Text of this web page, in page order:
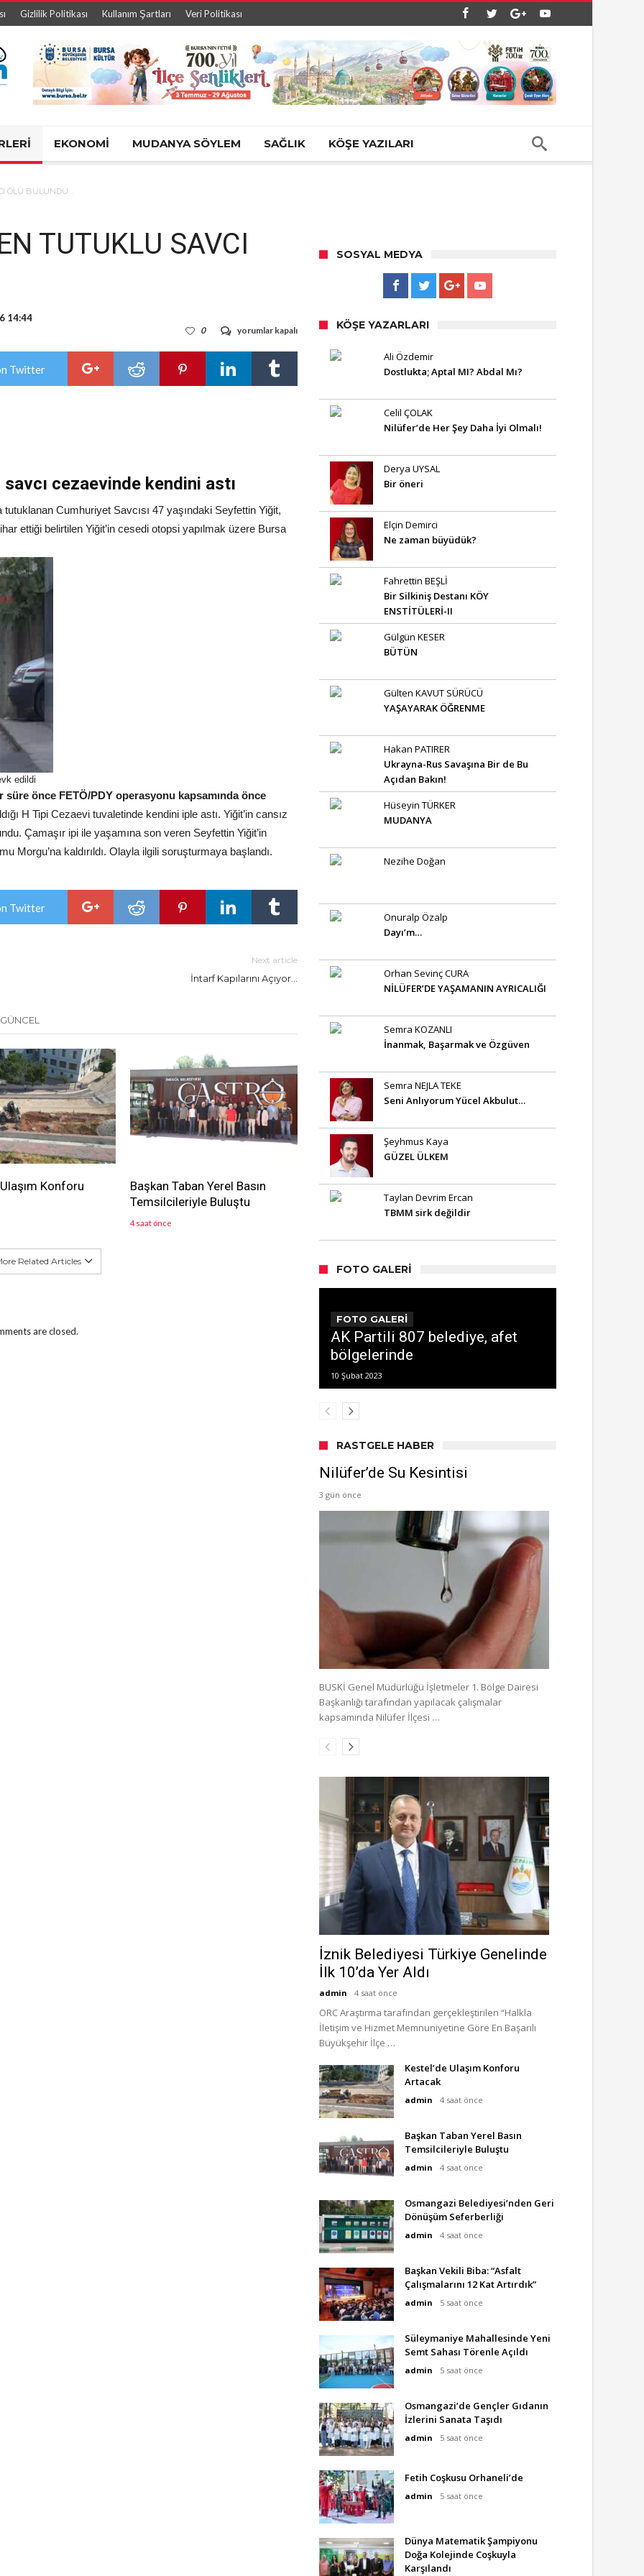
Gizlilik Politikası Kullanım Şartları Veri Politikası
EKONOMİ MUDANYA SÖYLEM SAĞLIK KÖŞE YAZILARI
ÖLÜ BULUNDU…
TUTUKLU SAVCI
14:44
BURSA’DA
TUTUKLU
ÖLÜ
BULUNDU…
yorumlar kapalı
0
Twitter
savcı cezaevinde kendini astı
Cumhuriyet Savcısı 47 yaşındaki Seyfettin Yiğit,
ettiği belirtilen Yiğit’in cesedi otopsi yapılmak üzere Bursa
edildi
önce FETÖ/PDY operasyonu kapsamında önce
H Tipi Cezaevi tuvaletinde kendini iple astı. Yiğit’in cansız
Çamaşır ipi ile yaşamına son veren Seyfettin Yiğit’in
Morgu’na kaldırıldı. Olayla ilgili soruşturmaya başlandı.
Twitter
Next article
İntarf Kapılarını Açıyor…
Konforu
Başkan Taban Yerel Basın
Temsilcileriyle Buluştu
4 saat önce
Related Articles
are closed.
SOSYAL MEDYA
KÖŞE YAZARLARI
Ali Özdemir
Dostlukta; Aptal MI? Abdal Mı?
Celil ÇOLAK
Nilüfer’de Her Şey Daha İyi Olmalı!
Derya UYSAL
Bir öneri
Elçin Demirci
Ne zaman büyüdük?
Fahrettin BEŞLİ
Bir Silkiniş Destanı KÖY
ENSTİTÜLERİ-II
Gülgün KESER
BÜTÜN
Gülten KAVUT SÜRÜCÜ
YAŞAYARAK ÖĞRENME
Hakan PATIRER
Ukrayna-Rus Savaşına Bir de Bu
Açıdan Bakın!
Hüseyin TÜRKER
MUDANYA
Nezihe Doğan
Onuralp Özalp
Dayı’m…
Orhan Sevinç CURA
NİLÜFER’DE YAŞAMANIN AYRICALIĞI
Semra KOZANLI
İnanmak, Başarmak ve Özgüven
Semra NEJLA TEKE
Seni Anlıyorum Yücel Akbulut…
Şeyhmus Kaya
GÜZEL ÜLKEM
Taylan Devrim Ercan
TBMM sirk değildir
FOTO GALERI
FOTO GALERİ
AK Partili 807 belediye, afet
bölgelerinde
10 Şubat 2023
RASTGELE HABER
Nilüfer’de Su Kesintisi
3 gün önce
BUSKİ Genel Müdürlüğü İşletmeler 1. Bölge Dairesi
Başkanlığı tarafından yapılacak çalışmalar
kapsamında Nilüfer İlçesi …
İznik Belediyesi Türkiye Genelinde
İlk 10’da Yer Aldı
admin 4 saat önce
ORC Araştırma tarafından gerçekleştirilen “Halkla
İletişim ve Hizmet Memnuniyetine Göre En Başarılı
Büyükşehir İlçe …
Kestel’de Ulaşım Konforu
Artacak
admin 4 saat önce
Başkan Taban Yerel Basın
Temsilcileriyle Buluştu
admin 4 saat önce
Osmangazi Belediyesi’nden Geri
Dönüşüm Seferberliği
admin 4 saat önce
Başkan Vekili Biba: “Asfalt
Çalışmalarını 12 Kat Artırdık”
admin 5 saat önce
Süleymaniye Mahallesinde Yeni
Semt Sahası Törenle Açıldı
admin 5 saat önce
Osmangazi’de Gençler Gıdanın
İzlerini Sanata Taşıdı
admin 5 saat önce
Fetih Coşkusu Orhaneli’de
admin 5 saat önce
Dünya Matematik Şampiyonu
Doğa Kolejinde Coşkuyla
Karşılandı